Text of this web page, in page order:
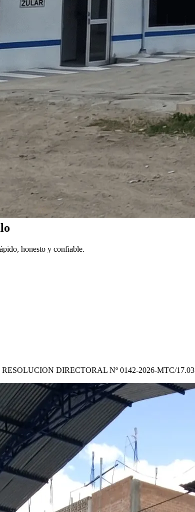
honesto y confiable.
RESOLUCION DIRECTORAL Nº 0142-2026-MTC/17.03